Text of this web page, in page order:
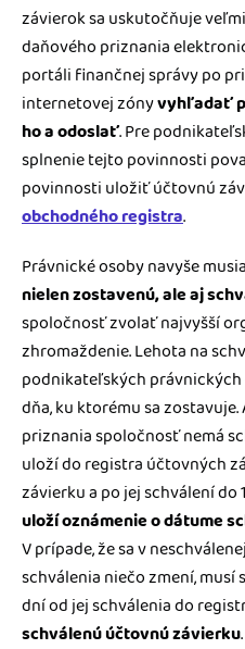
závierok sa uskutočňuje
daňového priznania
portáli finančnej správy po
internetovej zónyvyhľadať
ho a odoslať. Pre
splnenie tejto povinnosti
povinnosti uložiť účtovnú
obchodného registra.
Právnické osoby navyše
nielen zostavenú, ale aj
spoločnosť zvolať najvyšší
zhromaždenie. Lehota na
podnikateľských právnických
dňa, ku ktorému sa
priznania spoločnosť nemá
uloží do registra účtovných
závierku a po jej schválení
uloží oznámenie o dátume
V prípade, že sa v
schválenia niečo zmení,
dní od jej schválenia do
schválenú účtovnú závierku.